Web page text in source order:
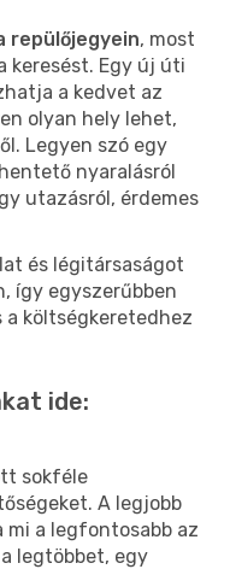
repülőjegyein, most
keresést. Egy új úti
a kedvet az
olyan hely lehet,
Legyen szó egy
nyaralásról
utazásról, érdemes
és légitársaságot
így egyszerűbben
költségkeretedhez
ide:
sokféle
A legjobb
a legfontosabb az
legtöbbet, egy